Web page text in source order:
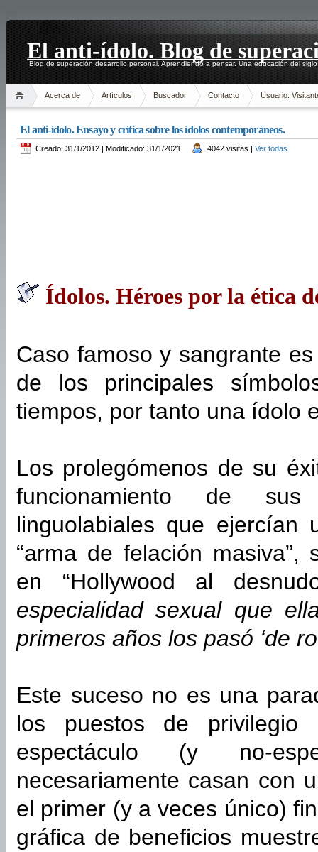
El anti-ídolo. Blog de
Blog de superación desarrollo personal. Aprendiendo a pensar. Una educación del
Acerca de Artículos Buscador Contacto Usuario:
El anti-ídolo. Ensayo y crítica sobre los ídolos contemporáneos.
Creado: 31/1/2012 | Modificado: 31/1/2021 4042 visitas | Ver todas
Ídolos. Héroes por la ética
Caso famoso y sangrante
de los principales
tiempos, por tanto una ídolo
Los prolegómenos de su
funcionamiento de
linguolabiales que
“arma de felación masiva”,
en “Hollywood al
especialidad sexual que
primeros años los pasó ‘de
Este suceso no es una
los puestos de privilegio
espectáculo (y no-
necesariamente casan con
el primer (y a veces único)
gráfica de beneficios